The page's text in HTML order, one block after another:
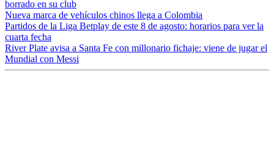
borrado en su club
Nueva marca de vehículos chinos llega a Colombia
Partidos de la Liga Betplay de este 8 de agosto: horarios para ver la
cuarta fecha
River Plate avisa a Santa Fe con millonario fichaje: viene de jugar el
Mundial con Messi